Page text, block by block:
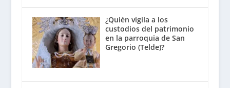
¿Quién vigila a los
custodios del patrimonio
en la parroquia de San
Gregorio (Telde)?